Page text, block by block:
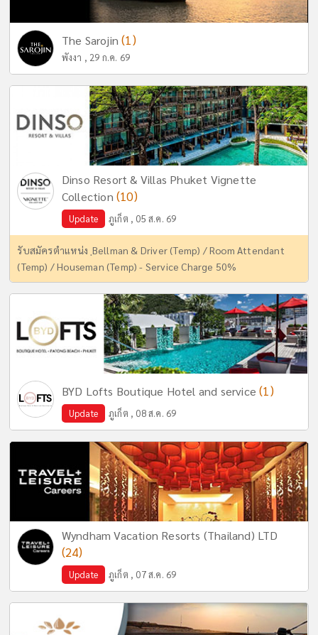
The Sarojin(1)
พังงา , 29 ก.ค. 69
Dinso Resort & Villas Phuket Vignette
Collection (10)
Update ภูเก็ต , 05 ส.ค. 69
รับสมัครตำแหน่ง ฺBellman & Driver (Temp) / Room Attendant
(Temp) / Houseman (Temp) - Service Charge 50%
BYD Lofts Boutique Hotel and service(1)
Update ภูเก็ต , 08 ส.ค. 69
Wyndham Vacation Resorts (Thailand) LTD
(24)
Update ภูเก็ต , 07 ส.ค. 69